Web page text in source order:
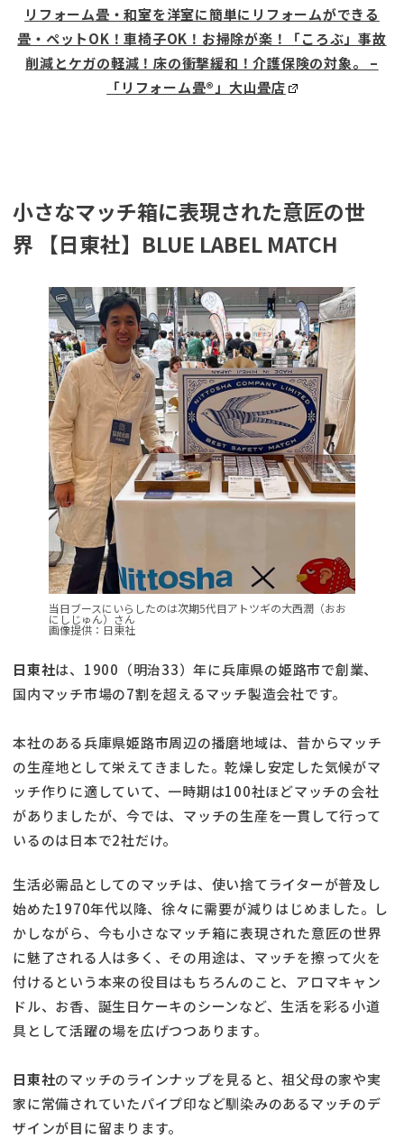
リフォーム畳・和室を洋室に簡単にリフォームができる
畳・ペットOK！車椅子OK！お掃除が楽！「ころぶ」事故
削減とケガの軽減！床の衝撃緩和！介護保険の対象。 –
「リフォーム畳®」大山畳店
小さなマッチ箱に表現された意匠の世
界 【日東社】BLUE LABEL MATCH
当日ブースにいらしたのは次期5代目アトツギの大西潤（おお
にしじゅん）さん
画像提供：日東社
日東社は、1900（明治33）年に兵庫県の姫路市で創業、
国内マッチ市場の7割を超えるマッチ製造会社です。
本社のある兵庫県姫路市周辺の播磨地域は、昔からマッチ
の生産地として栄えてきました。乾燥し安定した気候がマ
ッチ作りに適していて、一時期は100社ほどマッチの会社
がありましたが、今では、マッチの生産を一貫して行って
いるのは日本で2社だけ。
生活必需品としてのマッチは、使い捨てライターが普及し
始めた1970年代以降、徐々に需要が減りはじめました。し
かしながら、今も小さなマッチ箱に表現された意匠の世界
に魅了される人は多く、その用途は、マッチを擦って火を
付けるという本来の役目はもちろんのこと、アロマキャン
ドル、お香、誕生日ケーキのシーンなど、生活を彩る小道
具として活躍の場を広げつつあります。
日東社のマッチのラインナップを見ると、祖父母の家や実
家に常備されていたパイプ印など馴染みのあるマッチのデ
ザインが目に留まります。